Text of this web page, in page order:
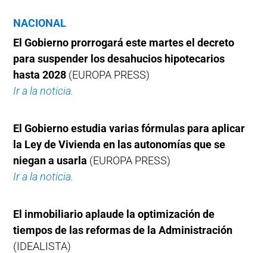
NACIONAL
El Gobierno prorrogará este martes el decreto
para suspender los desahucios hipotecarios
hasta 2028 (EUROPA PRESS)
Ir a la noticia.
El Gobierno estudia varias fórmulas para aplicar
la Ley de Vivienda en las autonomías que se
niegan a usarla (EUROPA PRESS)
Ir a la noticia.
El inmobiliario aplaude la optimización de
tiempos de las reformas de la Administración
(IDEALISTA)